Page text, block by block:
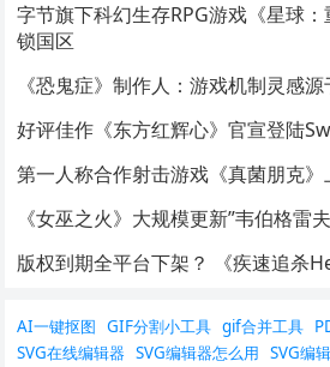
字节旗下科幻生存RPG游戏《星球
锁国区
《恐鬼症》制作人：游戏机制灵感源
好评佳作《东方红辉心》官宣登陆
第一人称合作射击游戏《真菌朋克
《女巫之火》大规模更新”韦伯格雷
版权到期全平台下架？ 《疾速追杀
AI一键抠图 GIF分割小工具 gif合并工具
SVG在线编辑器 SVG编辑器怎么用 SVG编